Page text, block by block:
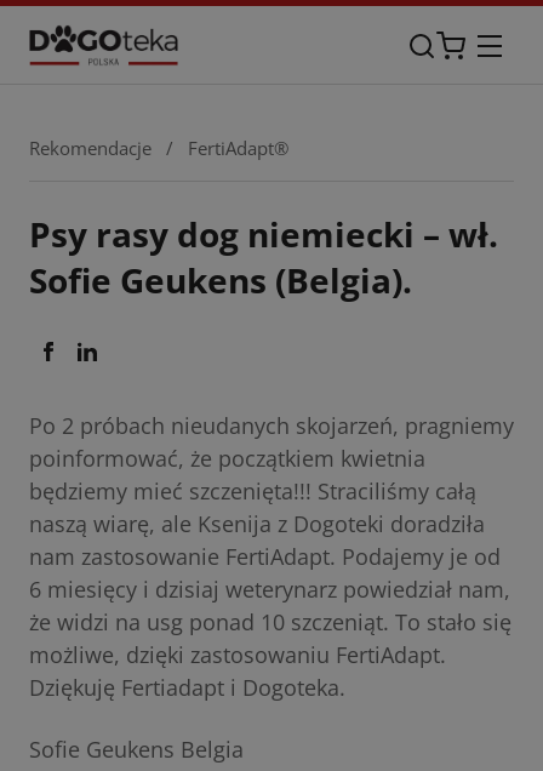
Rekomendacje / FertiAdapt®
Psy rasy dog niemiecki – wł.
Sofie Geukens (Belgia).
Po 2 próbach nieudanych skojarzeń, pragniemy
poinformować, że początkiem kwietnia
będziemy mieć szczenięta!!! Straciliśmy całą
naszą wiarę, ale Ksenija z Dogoteki doradziła
nam zastosowanie FertiAdapt. Podajemy je od
6 miesięcy i dzisiaj weterynarz powiedział nam,
że widzi na usg ponad 10 szczeniąt. To stało się
możliwe, dzięki zastosowaniu FertiAdapt.
Dziękuję Fertiadapt i Dogoteka.
Sofie Geukens Belgia